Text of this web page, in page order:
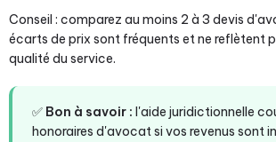
Conseil : comparez au moins 2 à 3 devis
écarts de prix sont fréquents et ne reflètent
qualité du service.
✅ Bon à savoir : l'aide juridictionnelle
honoraires d'avocat si vos revenus sont